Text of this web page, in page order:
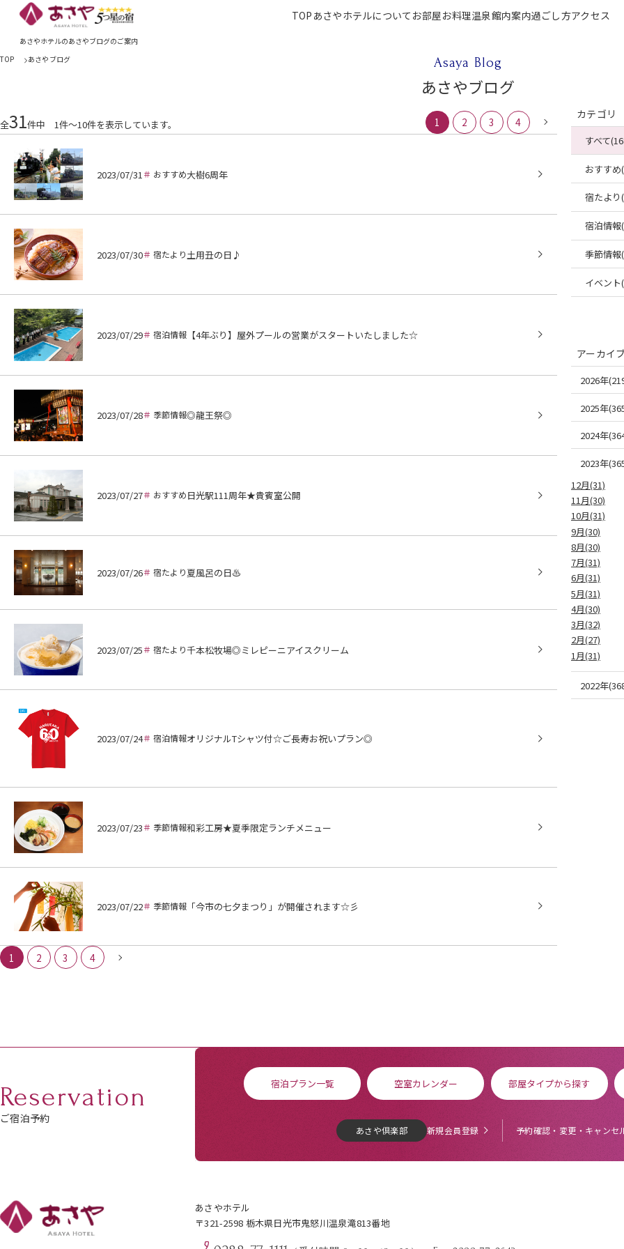
TOP あさやホテルについて お部屋お料理温泉館内案内過ごし方アクセス
あさやホテルのあさやブログのご案内
TOP あさやブログ Asaya Blog
あさやブログ
全31件中 1件～10件を表示しています。 1 2 3 4
2023/07/31 おすすめ大樹6周年
2023/07/30 宿たより土用丑の日♪
2023/07/29 宿泊情報【4年ぶり】屋外プールの営業がスタートいたしました☆
2023/07/28 季節情報◎龍王祭◎
2023/07/27 おすすめ日光駅111周年★貴賓室公開
2023/07/26 宿たより夏風呂の日♨
2023/07/25 宿たより千本松牧場◎ミレピーニアイスクリーム
2023/07/24 宿泊情報オリジナルTシャツ付☆ご長寿お祝いプラン◎
2023/07/23 季節情報和彩工房★夏季限定ランチメニュー
2023/07/22 季節情報「今市の七夕まつり」が開催されます☆彡
1 2 3 4
カテゴリ
すべて
おすすめ
宿たより
宿泊情報
季節情報
イベント
アーカイ
2026年
2025年
2024年
2023年
12月(31)
11月(30)
10月(31)
9月(30)
8月(30)
7月(31)
6月(31)
5月(31)
4月(30)
3月(32)
2月(27)
1月(31)
2022年
Reservation
ご宿泊予約
宿泊プラン一覧 空室カレンダー 部屋タイプから探す
あさや倶楽部 新規会員登録 予約確認・変更・キャンセ
あさやホテル
〒321-2598 栃木県日光市鬼怒川温泉滝813番地